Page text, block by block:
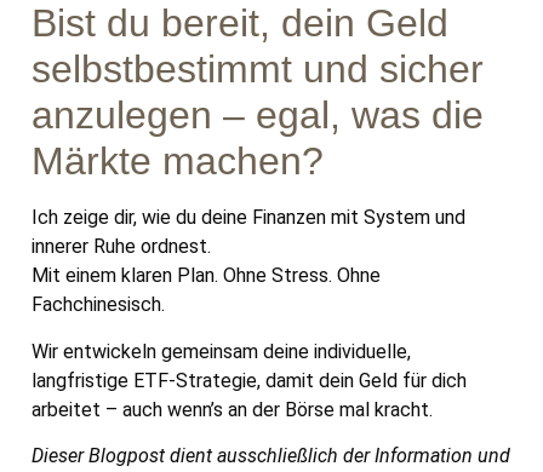
Bist du bereit, dein Geld
selbstbestimmt und sicher
anzulegen – egal, was die
Märkte machen?
Ich zeige dir, wie du deine Finanzen mit System und
innerer Ruhe ordnest.
Mit einem klaren Plan. Ohne Stress. Ohne
Fachchinesisch.
Wir entwickeln gemeinsam deine individuelle,
langfristige ETF-Strategie, damit dein Geld für dich
arbeitet – auch wenn’s an der Börse mal kracht.
Dieser Blogpost dient ausschließlich der Information und